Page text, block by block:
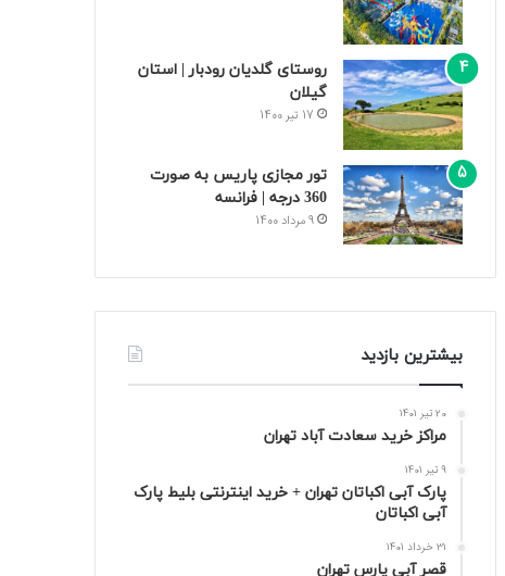
روستای گلدیان رودبار | استان
گیلان
17 تیر 1400
تور مجازی پاریس به صورت
360 درجه | فرانسه
9 مرداد 1400
بیشترین بازدید
20 تیر 1401
مراکز خرید سعادت‌ آباد تهران
9 تیر 1401
پارک آبی اکباتان تهران + خرید اینترنتی بلیط پارک
آبی اکباتان
31 خرداد 1401
قصر آبی پارس تهران